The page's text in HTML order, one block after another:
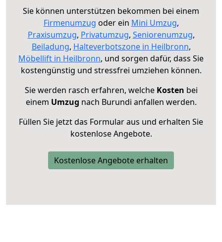
Sie können unterstützen bekommen bei einem
Firmenumzug oder ein Mini Umzug,
Praxisumzug, Privatumzug, Seniorenumzug,
Beiladung, Halteverbotszone in Heilbronn,
Möbellift in Heilbronn, und sorgen dafür, dass Sie
kostengünstig und stressfrei umziehen können.
Sie werden rasch erfahren, welche Kosten bei
einem Umzug nach Burundi anfallen werden.
Füllen Sie jetzt das Formular aus und erhalten Sie
kostenlose Angebote.
Kostenlose Angebote erhalten